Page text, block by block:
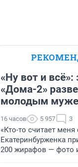
«Ну вот и всё»:
«Дома-2»
молодым
16 часов 5 957 3
«Кто-то считает
Екатеринбурженка
200 жирафов — фото